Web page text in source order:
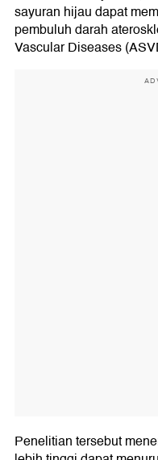
sayuran hijau dapat
pembuluh darah
Vascular Diseases
Penelitian tersebut